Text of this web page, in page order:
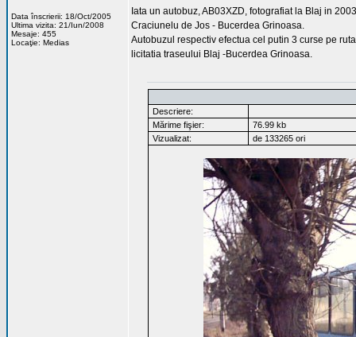
Data înscrierii: 18/Oct/2005
Ultima vizita: 21/Iun/2008
Mesaje: 455
Locaţie: Medias
Iata un autobuz, AB03XZD, fotografiat la Blaj in
Craciunelu de Jos - Bucerdea Grinoasa.
Autobuzul respectiv efectua cel putin 3 curse pe
licitatia traseului Blaj -Bucerdea Grinoasa.
Descriere:
Mărime fişier:
76.99 kb
Vizualizat:
de 133265 ori